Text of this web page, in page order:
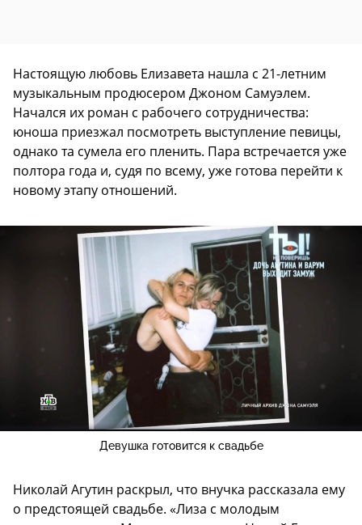
Настоящую любовь Елизавета нашла с 21-летним
музыкальным продюсером Джоном Самуэлем.
Начался их роман с рабочего сотрудничества:
юноша приезжал посмотреть выступление певицы,
однако та сумела его пленить. Пара встречается уже
полтора года и, судя по всему, уже готова перейти к
новому этапу отношений.
Девушка готовится к свадьбе
Николай Агутин раскрыл, что внучка рассказала ему
о предстоящей свадьбе. «Лиза с молодым